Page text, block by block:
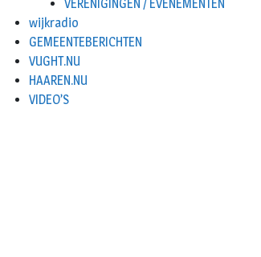
VERENIGINGEN / EVENEMENTEN
wijkradio
GEMEENTEBERICHTEN
VUGHT.NU
HAAREN.NU
VIDEO’S